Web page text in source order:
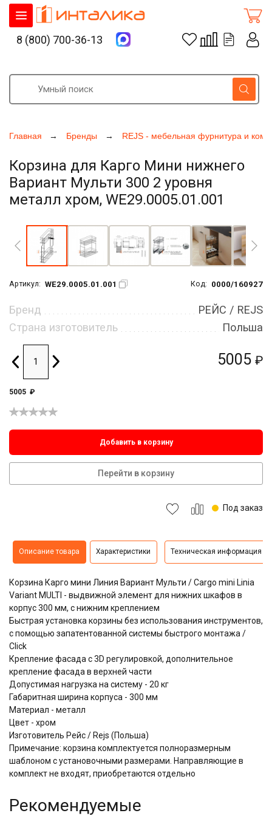
Главная Бренды REJS - мебельная фурнитура и
Корзина для Карго Мини нижнего
Вариант Мульти 300 2 уровня
металл хром, WE29.0005.01.001
Артикул: WE29.0005.01.001 Код: 0000/160927
5005 ₽
Бренд
РЕЙС / REJS
Страна изготовитель
Польша
5005 ₽
Добавить в корзину
Перейти в корзину
Под заказ
Описание товара Характеристики Техническая информация
Корзина Карго мини Линия Вариант Мульти / Cargo mini Linia
Variant MULTI - выдвижной элемент для нижних шкафов в
корпус 300 мм, с нижним креплением
​​​​​​​Быстрая установка корзины без использования инструментов,
с помощью запатентованной системы быстрого монтажа /
Click
Крепление фасада с 3D регулировкой, дополнительное
крепление фасада в верхней части
Допустимая нагрузка на систему - 20 кг
Габаритная ширина корпуса - 300 мм
Материал - металл
Цвет - хром
Изготовитель Рейс / Rejs (Польша)
Примечание: корзина комплектуется полноразмерным
шаблоном с установочными размерами. Направляющие в
комплект не входят, приобретаются отдельно
Рекомендуемые
8 (800) 700-36-13